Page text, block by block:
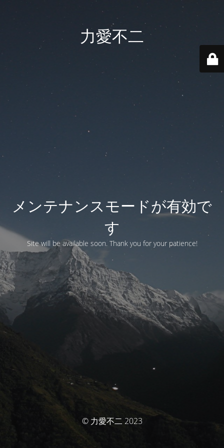
力愛不二
メンテナンスモードが有効で
す
Site will be available soon. Thank you for your patience!
© 力愛不二 2023